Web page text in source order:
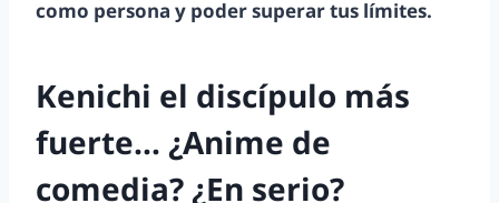
como persona y poder superar tus límites.
Kenichi el discípulo más
fuerte… ¿Anime de
comedia? ¿En serio?